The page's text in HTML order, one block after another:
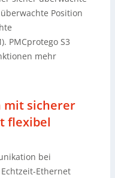
Position
PMCprotego S3
mehr
mit sicherer
flexibel
bei
Ethernet